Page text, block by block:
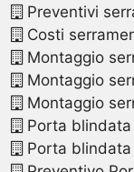
Preventivi
Costi
Montaggio
Montaggio
Montaggio
Porta
Porta